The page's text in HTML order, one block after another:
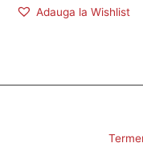
Adauga la Wishlist